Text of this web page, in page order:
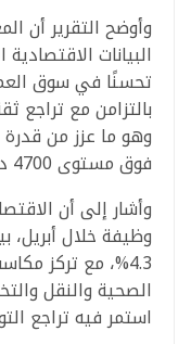
وأوضح التقرير أن
البيانات
تحسنًا في سوق
بالتزامن مع تراجع
وهو ما عزز من
فوق مستوى 4700 دولار للأوقية.
وظيفة خلال أبريل،
4.3%، مع تركز
الصحية والنقل
استمر فيه تراجع